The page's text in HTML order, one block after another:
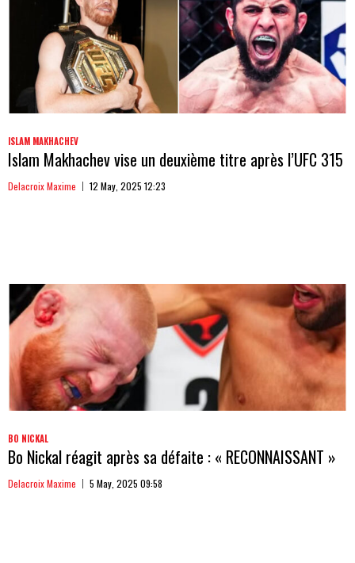
ISLAM MAKHACHEV
Islam Makhachev vise un deuxième titre après l’UFC 315
Delacroix Maxime 12 May, 2025 12:23
BO NICKAL
Bo Nickal réagit après sa défaite : « RECONNAISSANT »
Delacroix Maxime 5 May, 2025 09:58